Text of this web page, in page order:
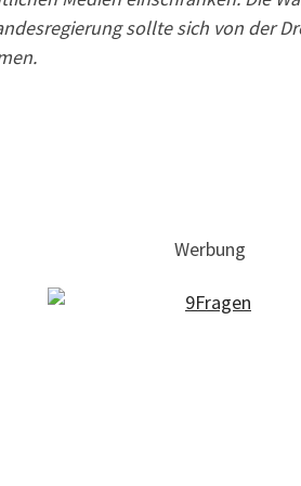
sollte sich von der
Werbung